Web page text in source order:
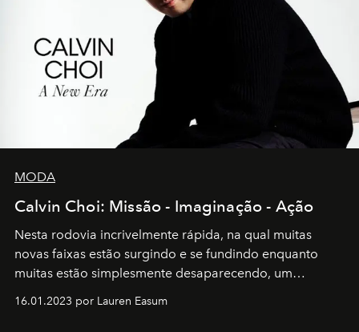
MODA
Calvin Choi: Missão - Imaginação - Ação
Nesta rodovia incrivelmente rápida, na qual muitas
novas faixas estão surgindo e se fundindo enquanto
muitas estão simplesmente desaparecendo, um
transportador AMTD abrindo caminho para muitos
16.01.2023 por Lauren Easum